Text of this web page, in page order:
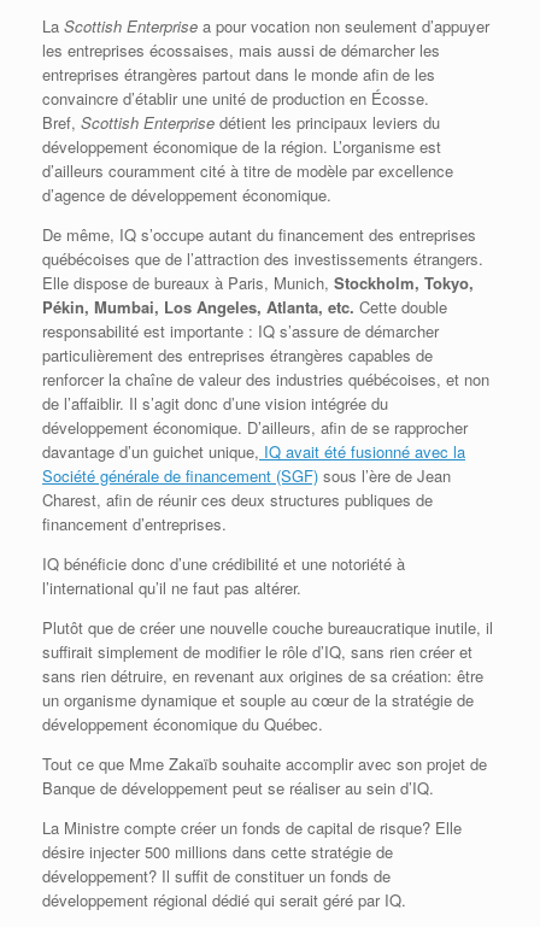
La Scottish Enterprise a pour vocation non seulement d’appuyer
les entreprises écossaises, mais aussi de démarcher les
entreprises étrangères partout dans le monde afin de les
convaincre d’établir une unité de production en Écosse.
Bref, Scottish Enterprise détient les principaux leviers du
développement économique de la région. L’organisme est
d’ailleurs couramment cité à titre de modèle par excellence
d’agence de développement économique.
De même, IQ s’occupe autant du financement des entreprises
québécoises que de l’attraction des investissements étrangers.
Elle dispose de bureaux à Paris, Munich, Stockholm, Tokyo,
Pékin, Mumbai, Los Angeles, Atlanta, etc. Cette double
responsabilité est importante : IQ s’assure de démarcher
particulièrement des entreprises étrangères capables de
renforcer la chaîne de valeur des industries québécoises, et non
de l’affaiblir. Il s’agit donc d’une vision intégrée du
développement économique. D’ailleurs, afin de se rapprocher
davantage d’un guichet unique, IQ avait été fusionné avec la
Société générale de financement (SGF) sous l’ère de Jean
Charest, afin de réunir ces deux structures publiques de
financement d’entreprises.
IQ bénéficie donc d’une crédibilité et une notoriété à
l’international qu’il ne faut pas altérer.
Plutôt que de créer une nouvelle couche bureaucratique inutile, il
suffirait simplement de modifier le rôle d’IQ, sans rien créer et
sans rien détruire, en revenant aux origines de sa création: être
un organisme dynamique et souple au cœur de la stratégie de
développement économique du Québec.
Tout ce que Mme Zakaïb souhaite accomplir avec son projet de
Banque de développement peut se réaliser au sein d’IQ.
La Ministre compte créer un fonds de capital de risque? Elle
désire injecter 500 millions dans cette stratégie de
développement? Il suffit de constituer un fonds de
développement régional dédié qui serait géré par IQ.